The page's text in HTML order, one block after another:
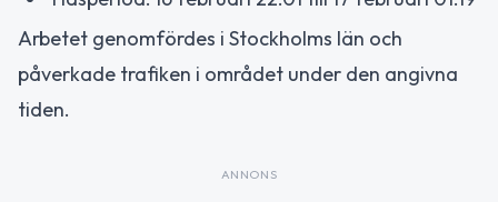
Arbetet genomfördes i Stockholms län och
påverkade trafiken i området under den angivna
tiden.
ANNONS